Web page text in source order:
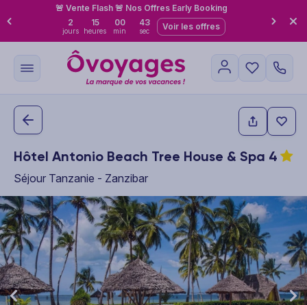
🚨 Vente Flash 🚨 Nos Offres Early Booking
2
jours
15
heures
00
min
43
sec Voir les offres
Hôtel Antonio Beach Tree House & Spa 4
Séjour Tanzanie - Zanzibar
This carousel shows one large product image at a time. Use the